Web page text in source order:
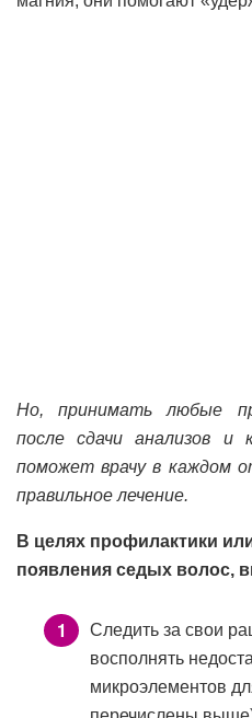
Но, принимать любые
после сдачи анализов и
поможет врачу в каждом
правильное лечение.
В целях профилактики
появления седых волос,
Следить за свои
восполнять
микроэлементов